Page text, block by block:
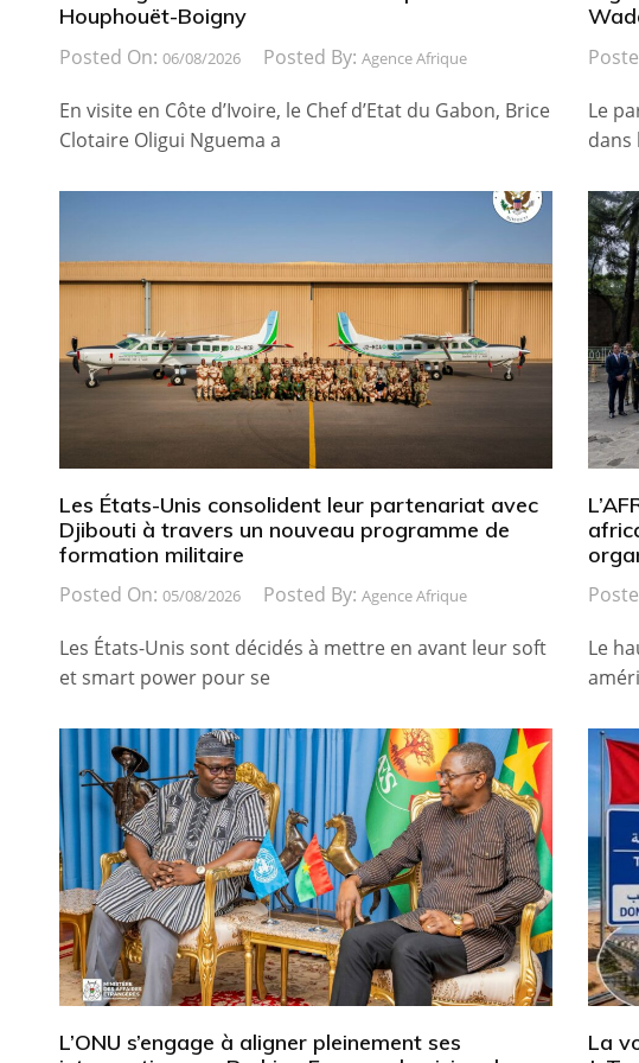
Houphouët-Boigny
Posted On: 06/08/2026 Posted By: Agence Afrique
En visite en Côte d’Ivoire, le Chef d’Etat du Gabon, Brice
Clotaire Oligui Nguema a
Le
dans
Les États-Unis consolident leur partenariat avec
Djibouti à travers un nouveau programme de
formation militaire
Posted On: 05/08/2026 Posted By: Agence Afrique
Les États-Unis sont décidés à mettre en avant leur soft
et smart power pour se
Le
L’ONU s’engage à aligner pleinement ses
La